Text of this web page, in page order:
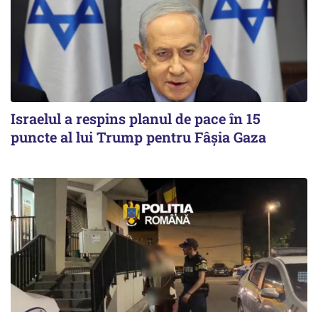
Israelul a respins planul de pace în 15
puncte al lui Trump pentru Fâșia Gaza